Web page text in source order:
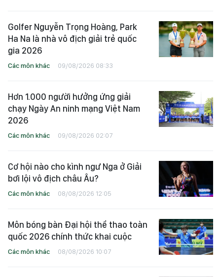
Golfer Nguyễn Trọng Hoàng, Park
Ha Na là nhà vô địch giải trẻ quốc
gia 2026
Các môn khác 09/08/2026 08:33
Hơn 1.000 người hưởng ứng giải
chạy Ngày An ninh mạng Việt Nam
2026
Các môn khác 09/08/2026 02:07
Cơ hội nào cho kình ngư Nga ở Giải
bơi lội vô địch châu Âu?
Các môn khác 08/08/2026 12:05
Môn bóng bàn Đại hội thể thao toàn
quốc 2026 chính thức khai cuộc
Các môn khác 08/08/2026 10:07